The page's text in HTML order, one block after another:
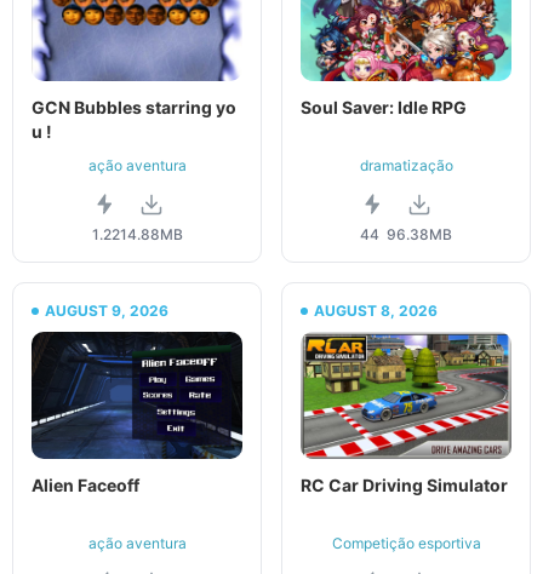
GCN Bubbles starring yo
u !
ação aventura
1.2214.88MB
Soul Saver: Idle RPG
dramatização
44 96.38MB
AUGUST 9, 2026
Alien Faceoff
ação aventura
AUGUST 8, 2026
RC Car Driving Simulator
Competição esportiva